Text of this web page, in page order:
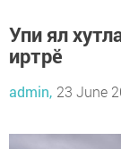
Упи ял
иртрӗ
admin, 23 June